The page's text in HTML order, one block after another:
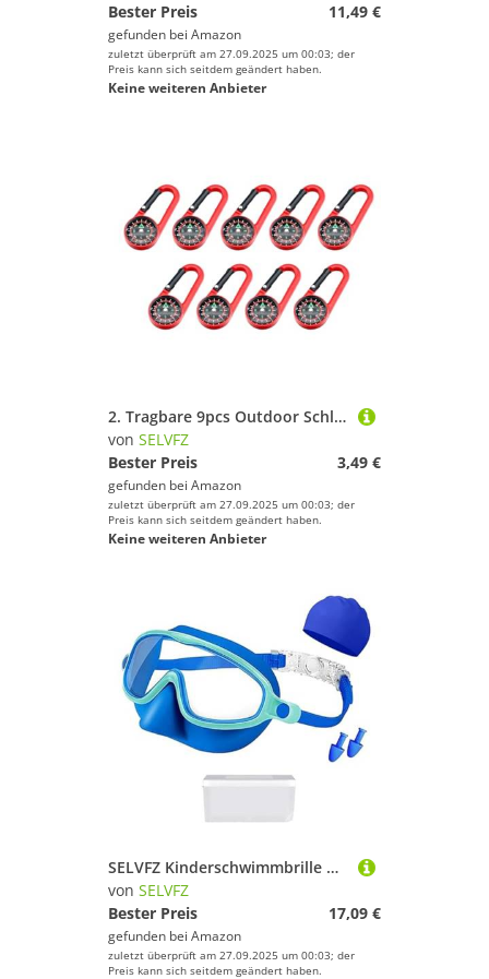
Bester Preis
11,49 €
gefunden bei Amazon
zuletzt überprüft am 27.09.2025 um 00:03; der
Preis kann sich seitdem geändert haben.
Keine weiteren Anbieter
2. Tragbare 9pcs Outdoor Schlüsselbundkompasse Mit Carabiner Multifunktionsnavigationstool Für Camping Fischerei Teenager Abenteuerkompasse
von SELVFZ
Bester Preis
3,49 €
gefunden bei Amazon
zuletzt überprüft am 27.09.2025 um 00:03; der
Preis kann sich seitdem geändert haben.
Keine weiteren Anbieter
SELVFZ Kinderschwimmbrille Mit Objektivschwimmmütze Und Ohrstöpsel Komfort.
von SELVFZ
Bester Preis
17,09 €
gefunden bei Amazon
zuletzt überprüft am 27.09.2025 um 00:03; der
Preis kann sich seitdem geändert haben.